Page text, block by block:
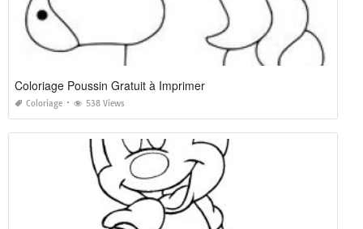
Coloriage Poussin Gratuit à Imprimer
Coloriage 538 Views